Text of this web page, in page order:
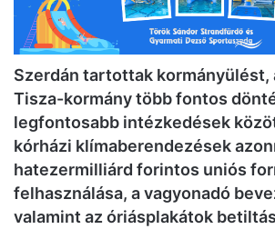
Szerdán tartottak kormányülést,
Tisza-kormány több fontos
legfontosabb intézkedések
kórházi klímaberendezések
hatezermilliárd forintos uniós
felhasználása, a vagyonadó
valamint az óriásplakátok